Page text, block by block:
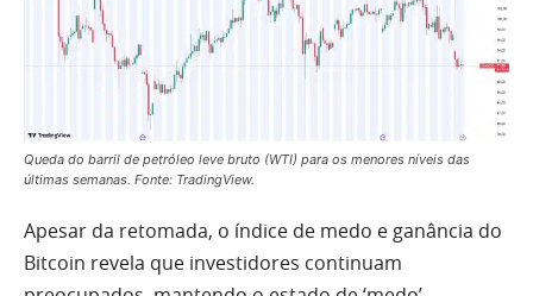
Queda do barril de petróleo leve bruto (WTI) para os menores níveis das
últimas semanas. Fonte: TradingView.
Apesar da retomada, o índice de medo e ganância do
Bitcoin revela que investidores continuam